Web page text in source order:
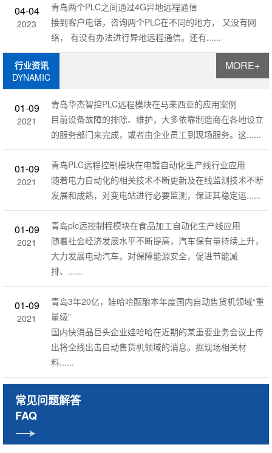
04-04
2023
青岛两个PLC之间通过4G异地远程通信
接到客户电话，咨询两个PLC在不同的地方， 又没有网
络， 有没有办法进行异地远程通信。还有......
行业资讯
DYNAMIC
MORE+
01-09
2021
青岛华杰智控PLC远程模块在马来西亚的应用案例
目前设备故障的排除、维护，大多依靠制造商在各地设立
的服务部门来完成，或者由企业员工到现场服务。这......
01-09
2021
青岛PLC远程控制模块在电镀自动化生产线行业应用
随着电力自动化的相关技术不断更新及在线监测技术不断
发展和成熟，对变电站进行必要监测，保证其稳定运......
01-09
2021
青岛plc远控制程模块在食品加工自动化生产线应用
随着社会经济发展水平不断提高，汽车保有量持续上升，
大力发展电动汽车，对保障能源安全，促进节能减
排、......
01-09
2021
青岛3年20亿，娃哈哈酝酿本年度国内自动售货机领域“重
量级”
国内快消品巨头企业娃哈哈在近期的某重要业务会议上传
出将全线出击自动售货机领域的消息。据现场相关材
料......
常见问题解答
FAQ